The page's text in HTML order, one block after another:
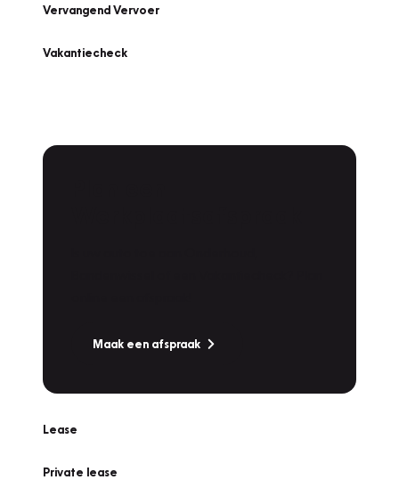
Vervangend Vervoer
Vakantiecheck
Maak een afspraak
Lease
Private lease